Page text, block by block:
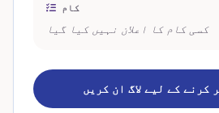
کام
کسی کام کا اعلان نہیں کیا گیا
کرنے کے لیے لاگ ان کریں